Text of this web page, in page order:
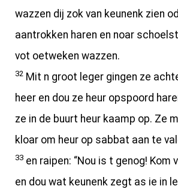
wazzen dij zok van keunenk zien
aantrokken haren en noar
vot oetweken wazzen.
32 Mit n groot leger gingen ze
heer en dou ze heur opspoord
ze in de buurt heur kaamp op. Ze
kloar om heur op sabbat aan te
33 en raipen: “Nou is t genog! Kom
en dou wat keunenk zegt as ie in